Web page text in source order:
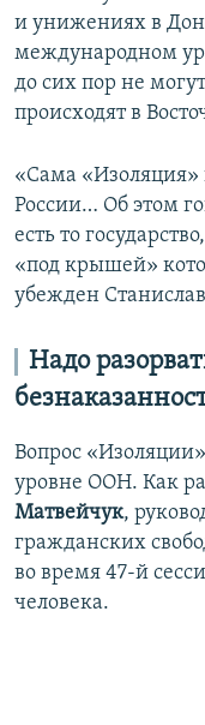
и унижениях в
международном
до сих пор не
происходят в
«Сама «Изоляция»
России… Об этом
есть то
«под крышей»
убежден
Надо
Вопрос
уровне ООН. Как
Матвейчук,
гражданских
во время 47-й
человека.